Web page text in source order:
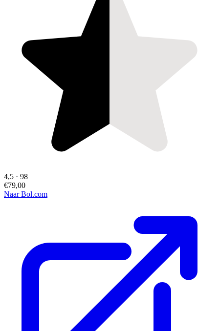
4,5 · 98
€79,00
Naar Bol.com